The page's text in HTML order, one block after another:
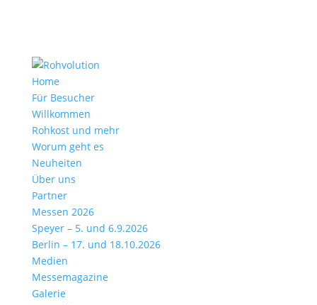
Home
Für Besucher
Willkommen
Rohkost und mehr
Worum geht es
Neuheiten
Über uns
Partner
Messen 2026
Speyer – 5. und 6.9.2026
Berlin – 17. und 18.10.2026
Medien
Messemagazine
Galerie